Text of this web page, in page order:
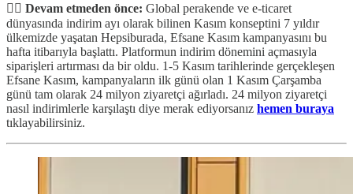
✋🏻 Devam etmeden önce: Global perakende ve e-ticaret
dünyasında indirim ayı olarak bilinen Kasım konseptini 7 yıldır
ülkemizde yaşatan Hepsiburada, Efsane Kasım kampanyasını bu
hafta itibarıyla başlattı. Platformun indirim dönemini açmasıyla
siparişleri artırması da bir oldu. 1-5 Kasım tarihlerinde gerçekleşen
Efsane Kasım, kampanyaların ilk günü olan 1 Kasım Çarşamba
günü tam olarak 24 milyon ziyaretçi ağırladı. 24 milyon ziyaretçi
nasıl indirimlerle karşılaştı diye merak ediyorsanız hemen buraya
tıklayabilirsiniz.